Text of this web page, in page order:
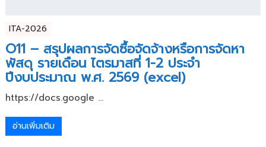
ITA-2026
O11 – สรุปผลการจัดซื้อจัดจ้างหรือการจัดหา
พัสดุ รายเดือน ไตรมาสที่ 1-2 ประจำ
ปีงบประมาณ พ.ศ. 2569 (excel)
https://docs.google ...
อ่านเพิ่มเติม